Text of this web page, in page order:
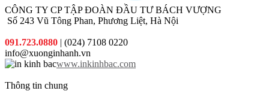
CÔNG TY CP TẬP ĐOÀN ĐẦU TƯ BÁCH VƯỢNG
Số 243 Vũ Tông Phan, Phương Liệt, Hà Nội
091.723.0880 | (024) 7108 0220
info@xuonginhanh.vn
www.inkinhbac.com
Thông tin chung